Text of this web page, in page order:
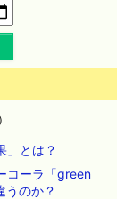
）
」とは？
コーラ「green
うのか？